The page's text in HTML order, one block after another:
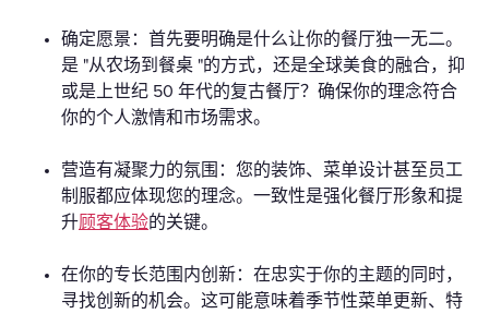
确定愿景：首先要明确是什么让你的餐厅独一无二。
是 "从农场到餐桌 "的方式，还是全球美食的融合，抑
或是上世纪 50 年代的复古餐厅？确保你的理念符合
你的个人激情和市场需求。
营造有凝聚力的氛围：您的装饰、菜单设计甚至员工
制服都应体现您的理念。一致性是强化餐厅形象和提
升顾客体验的关键。
在你的专长范围内创新：在忠实于你的主题的同时，
寻找创新的机会。这可能意味着季节性菜单更新、特